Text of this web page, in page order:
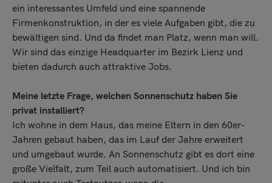
ein interessantes Umfeld und eine spannende
Firmenkonstruktion, in der es viele Aufgaben gibt, die zu
bewältigen sind. Und da findet man Platz, wenn man will.
Wir sind das einzige Headquarter im Bezirk Lienz und
bieten dadurch auch attraktive Jobs.
Meine letzte Frage, welchen Sonnenschutz haben Sie
privat installiert?
Ich wohne in dem Haus, das meine Eltern in den 60er-
Jahren gebaut haben, das im Lauf der Jahre erweitert
und umgebaut wurde. An Sonnenschutz gibt es dort eine
große Vielfalt, zum Teil auch automatisiert. Und ich bin